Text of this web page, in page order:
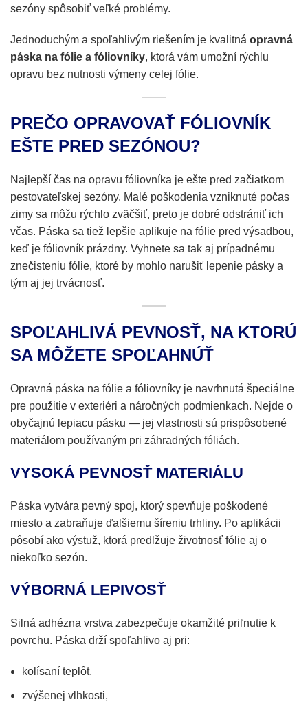
sezóny spôsobiť veľké problémy.
Jednoduchým a spoľahlivým riešením je kvalitná opravná
páska na fólie a fóliovníky, ktorá vám umožní rýchlu
opravu bez nutnosti výmeny celej fólie.
PREČO OPRAVOVAŤ FÓLIOVNÍK
EŠTE PRED SEZÓNOU?
Najlepší čas na opravu fóliovníka je ešte pred začiatkom
pestovateľskej sezóny. Malé poškodenia vzniknuté počas
zimy sa môžu rýchlo zväčšiť, preto je dobré odstrániť ich
včas. Páska sa tiež lepšie aplikuje na fólie pred výsadbou,
keď je fóliovník prázdny. Vyhnete sa tak aj prípadnému
znečisteniu fólie, ktoré by mohlo narušiť lepenie pásky a
tým aj jej trvácnosť.
SPOĽAHLIVÁ PEVNOSŤ, NA KTORÚ
SA MÔŽETE SPOĽAHNÚŤ
Opravná páska na fólie a fóliovníky je navrhnutá špeciálne
pre použitie v exteriéri a náročných podmienkach. Nejde o
obyčajnú lepiacu pásku — jej vlastnosti sú prispôsobené
materiálom používaným pri záhradných fóliách.
VYSOKÁ PEVNOSŤ MATERIÁLU
Páska vytvára pevný spoj, ktorý spevňuje poškodené
miesto a zabraňuje ďalšiemu šíreniu trhliny. Po aplikácii
pôsobí ako výstuž, ktorá predlžuje životnosť fólie aj o
niekoľko sezón.
VÝBORNÁ LEPIVOSŤ
Silná adhézna vrstva zabezpečuje okamžité priľnutie k
povrchu. Páska drží spoľahlivo aj pri:
kolísaní teplôt,
zvýšenej vlhkosti,